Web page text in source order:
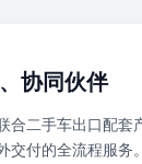
、协同伙伴
合二手车出口配套
交付的全流程服务。